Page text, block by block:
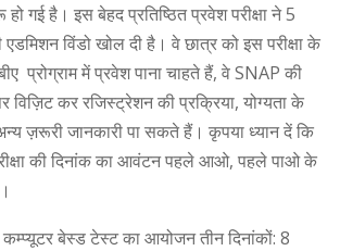
गई है। इस बेहद प्रतिष्ठित प्रवेश परीक्षा ने 5
विंडो खोल दी है। वे छात्र को इस परीक्षा के
प्रोग्राम में प्रवेश पाना चाहते हैं, वे SNAP की
कर रजिस्ट्रेशन की प्रक्रिया, योग्यता के
ज़रूरी जानकारी पा सकते हैं। कृपया ध्यान दें कि
की दिनांक का आवंटन पहले आओ, पहले पाओ के
बेस्ड टेस्ट का आयोजन तीन दिनांकों: 8